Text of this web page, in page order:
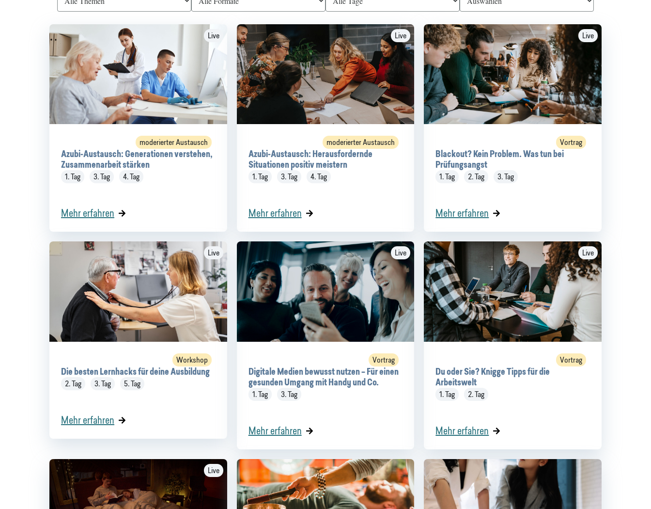
Live
moderierter Austausch
Azubi-Austausch: Generationen verstehen,
Zusammenarbeit stärken
1. Tag 3. Tag 4. Tag
Mehr erfahren
Live
moderierter Austausch
Azubi-Austausch: Herausfordernde
Situationen positiv meistern
1. Tag 3. Tag 4. Tag
Mehr erfahren
Live
Vortrag
Blackout? Kein Problem. Was tun bei
Prüfungsangst
1. Tag 2. Tag 3. Tag
Mehr erfahren
Live
Workshop
Die besten Lernhacks für deine Ausbildung
2. Tag 3. Tag 5. Tag
Mehr erfahren
Live
Vortrag
Digitale Medien bewusst nutzen – Für einen
gesunden Umgang mit Handy und Co.
1. Tag 3. Tag
Mehr erfahren
Live
Vortrag
Du oder Sie? Knigge Tipps für die
Arbeitswelt
1. Tag 2. Tag
Mehr erfahren
Live